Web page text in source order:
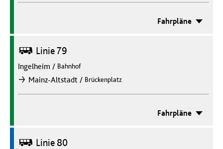
Fahrpläne
Bus Linie 79
Ingelheim / Bahnhof
nachMainz-Altstadt / Brückenplatz
Fahrpläne
Bus Linie 80